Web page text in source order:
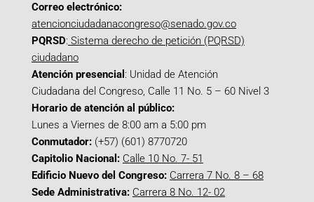
Correo electrónico:
atencionciudadanacongreso@senado.gov.co
PQRSD: Sistema derecho de petición (PQRSD)
ciudadano
Atención presencial : Unidad de Atención
Ciudadana del Congreso, Calle 11 No. 5 – 60 Nivel 3
Horario de atención al público:
Lunes a Viernes de 8:00 am a 5:00 pm
Conmutador: (+57) (601) 8770720
Capitolio Nacional: Calle 10 No. 7- 51
Edificio Nuevo del Congreso: Carrera 7 No. 8 – 68
Sede Administrativa: Carrera 8 No. 12- 02